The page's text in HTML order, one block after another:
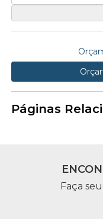
Páginas
Faça